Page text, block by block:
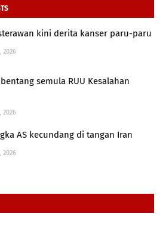
kini derita kanser paru-paru
2026
semula RUU Kesalahan
2026
AS kecundang di tangan Iran
2026